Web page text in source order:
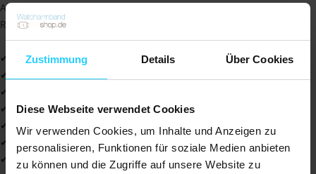
Zustimmung Details Über Cookies
Diese Webseite verwendet Cookies
Wir verwenden Cookies, um Inhalte und Anzeigen zu
personalisieren, Funktionen für soziale Medien anbieten
zu können und die Zugriffe auf unsere Website zu
Abgesehen vom sportlichen Aussehen hat das Band noch eine
Reihe weiterer Vorteile, von denen Sie profitieren können!
✔ Hohe Qualität zu einem günstigen Preis
✔ Wasser- und schweißfest
✔ Weiches und geschmeidiges Material
✔ Leicht sauber zu halten
✔ Ideal für Sie selbst, aber auch als Geschenk
✔ Erhältlich in vielen lustigen Farben
✔ Immer 1 Jahr Garantie